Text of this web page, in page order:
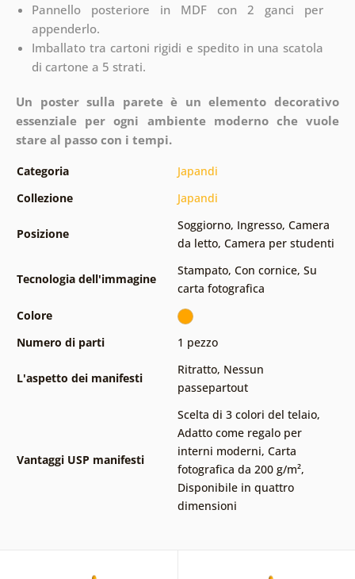
Pannello posteriore in MDF con 2 ganci per
appenderlo.
Imballato tra cartoni rigidi e spedito in una scatola
di cartone a 5 strati.
Un poster sulla parete è un elemento decorativo
essenziale per ogni ambiente moderno che vuole
stare al passo con i tempi.
Categoria
Japandi
Collezione
Japandi
Posizione
Soggiorno, Ingresso, Camera
da letto, Camera per studenti
Tecnologia dell'immagine
Stampato, Con cornice, Su
carta fotografica
Colore
Numero di parti
1 pezzo
L'aspetto dei manifesti
Ritratto, Nessun
passepartout
Vantaggi USP manifesti
Scelta di 3 colori del telaio,
Adatto come regalo per
interni moderni, Carta
fotografica da 200 g/m²,
Disponibile in quattro
dimensioni